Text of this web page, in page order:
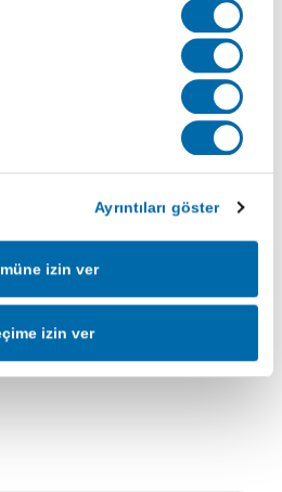
Ayrıntıları göster
izin ver
izin ver
da değerlendiriliyor. ABD
%10’luk bir hisse alımı yaparak
da benzer şekilde Intel’e
ayağa kaldırma planının bir
adım aynı zamanda NVIDIA’nın
güçlendirmesine ve Çin pazarındaki
bugüne kadar TSMC’ye
uzun vadede Intel’in de rol